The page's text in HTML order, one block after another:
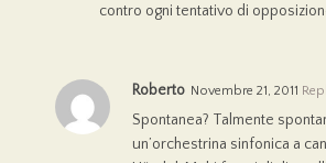
contro ogni tentativo di
Roberto Novembre 21, 2011
Spontanea? Talmente
un’orchestrina sinfonica a